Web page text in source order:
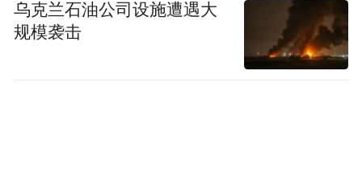
乌克兰石油公司设施遭遇大
规模袭击